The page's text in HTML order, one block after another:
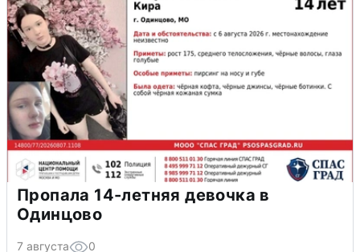
Пропала 14-летняя девочка в
Одинцово
7 августа 0